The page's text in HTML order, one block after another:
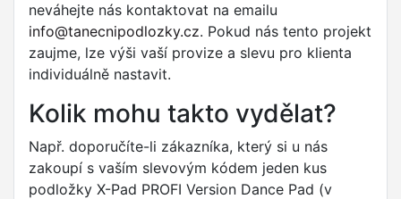
neváhejte nás kontaktovat na emailu
info@tanecnipodlozky.cz. Pokud nás tento projekt
zaujme, lze výši vaší provize a slevu pro klienta
individuálně nastavit.
Kolik mohu takto vydělat?
Např. doporučíte-li zákazníka, který si u nás
zakoupí s vaším slevovým kódem jeden kus
podložky X-Pad PROFI Version Dance Pad (v